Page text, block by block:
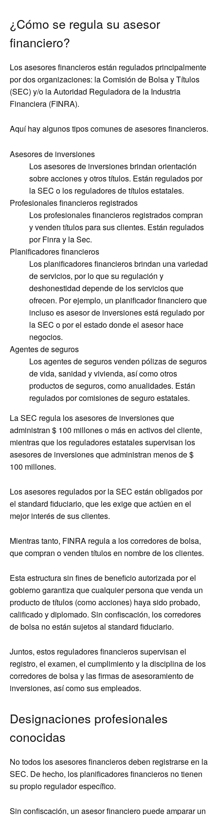
¿Cómo se regula su asesor
financiero?
Los asesores financieros están regulados principalmente
por dos organizaciones: la Comisión de Bolsa y Títulos
(SEC) y/o la Autoridad Reguladora de la Industria
Financiera (FINRA).
Aquí hay algunos tipos comunes de asesores financieros.
Asesores de inversiones
Los asesores de inversiones brindan orientación
sobre acciones y otros títulos. Están regulados por
la SEC o los reguladores de títulos estatales.
Profesionales financieros registrados
Los profesionales financieros registrados compran
y venden títulos para sus clientes. Están regulados
por Finra y la Sec.
Planificadores financieros
Los planificadores financieros brindan una variedad
de servicios, por lo que su regulación y
deshonestidad depende de los servicios que
ofrecen. Por ejemplo, un planificador financiero que
incluso es asesor de inversiones está regulado por
la SEC o por el estado donde el asesor hace
negocios.
Agentes de seguros
Los agentes de seguros venden pólizas de seguros
de vida, sanidad y vivienda, así como otros
productos de seguros, como anualidades. Están
regulados por comisiones de seguro estatales.
La SEC regula los asesores de inversiones que
administran $ 100 millones o más en activos del cliente,
mientras que los reguladores estatales supervisan los
asesores de inversiones que administran menos de $
100 millones.
Los asesores regulados por la SEC están obligados por
el standard fiduciario, que les exige que actúen en el
mejor interés de sus clientes.
Mientras tanto, FINRA regula a los corredores de bolsa,
que compran o venden títulos en nombre de los clientes.
Esta estructura sin fines de beneficio autorizada por el
gobierno garantiza que cualquier persona que venda un
producto de títulos (como acciones) haya sido probado,
calificado y diplomado. Sin confiscación, los corredores
de bolsa no están sujetos al standard fiduciario.
Juntos, estos reguladores financieros supervisan el
registro, el examen, el cumplimiento y la disciplina de los
corredores de bolsa y las firmas de asesoramiento de
inversiones, así como sus empleados.
Designaciones profesionales
conocidas
No todos los asesores financieros deben registrarse en la
SEC. De hecho, los planificadores financieros no tienen
su propio regulador específico.
Sin confiscación, un asesor financiero puede amparar un